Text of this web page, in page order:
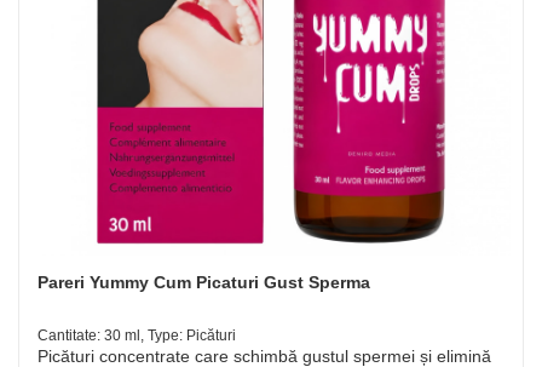
Pareri Yummy Cum Picaturi Gust Sperma
Cantitate: 30 ml, Type: Picături
Picături concentrate care schimbă gustul spermei și elimină